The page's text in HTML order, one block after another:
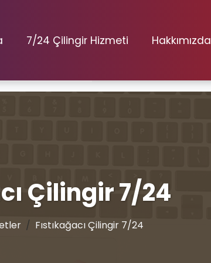
7/24 Çilingir Hizmeti Hakkımızda
Çilingir 7/24
Fıstıkağacı Çilingir 7/24